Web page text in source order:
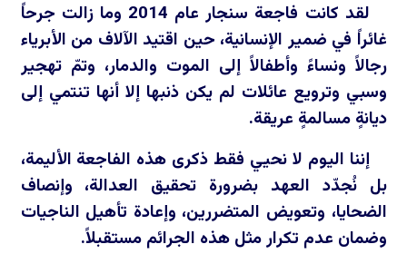
لقد كانت فاجعة سنجار عام 2014 وما زالت جرحاً
غائراً في ضمير الإنسانية، حين اقتيد الآلاف من الأبرياء
رجالاً ونساءً وأطفالاً إلى الموت والدمار، وتمّ تهجير
وسبي وترويع عائلات لم يكن ذنبها إلا أنها تنتمي إلى
ديانةٍ مسالمةٍ عريقة.
إننا اليوم لا نحيي فقط ذكرى هذه الفاجعة الأليمة،
بل نُجدّد العهد بضرورة تحقيق العدالة، وإنصاف
الضحايا، وتعويض المتضررين، وإعادة تأهيل الناجيات
وضمان عدم تكرار مثل هذه الجرائم مستقبلاً.